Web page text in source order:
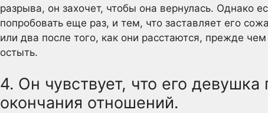
разрыва, он захочет, чтобы она вернулась. Однако
попробовать еще раз, и тем, что заставляет его
или два после того, как они расстаются, прежде
остыть.
4. Он чувствует, что его
окончания отношений.